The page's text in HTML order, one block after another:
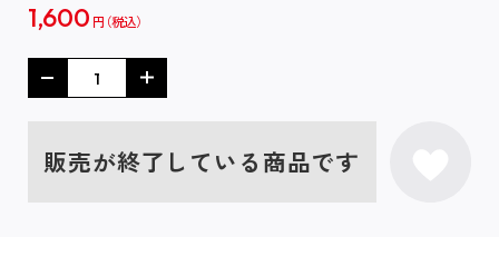
1,600 円
販売が終了している商品です